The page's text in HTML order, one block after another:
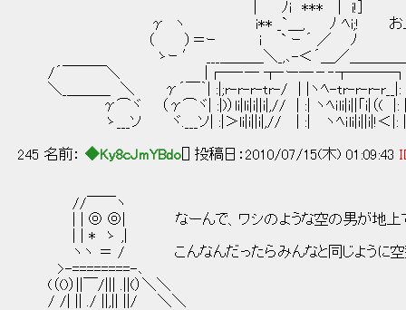
| ﾉi *** | i!]
γ ヽ i** _`＿, ﾉ ﾍi;! お上は『老兵はおとな
（ ）＝ｰ i ` ｰ ´ ／ ﾉ
ゝｰ ′ ___＿＿＿＼_,､-＜´＿／＿＿＿
/´￣￣￣＼ |┌─‐─ ┬‐ー─－
＼_＿＿＿ ＼ γ´￣｀| :|;r-r-r-tr-/ | |ヽﾍ-tr-r-r-r__|:
γ⌒ヾ （γ⌒ヾ| :|)）li|li|i||i|,// | :| ヽﾍｉli|i||「i|（( |:
ゝ___ソ ヾ.___ソ| :|＞li|i||i|,// | :| ヽﾍｉli|i||i|!＜|: |;ﾍ､
245 名前： ◆Ky8cJmYBdo [] 投稿日：2010/07/15(木) 01:09:43
//￣￣ヽ
| | ◎ ◎| なーんで、ワシのような空の男が地上で燻
| | * ゝ ,|
ヽヽ ＝ / こんなんだったらみんなと同じように空飛
>-========-､
(（()）||￣/||| .||(）＼＼
/ /| || ./ ||,|| ||/ ＼＼